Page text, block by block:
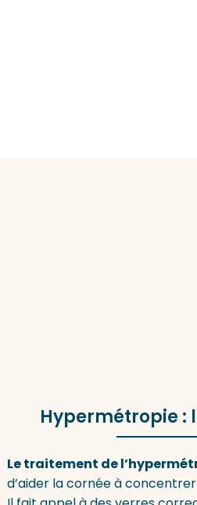
Hypermétropie :
Le traitement de
d’aider la cornée à